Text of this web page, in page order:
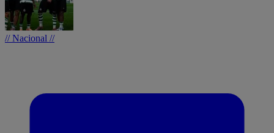
// Nacional //